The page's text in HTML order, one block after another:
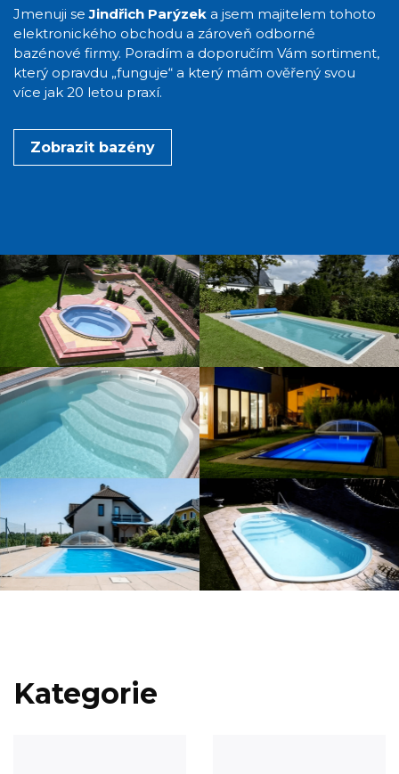
Jmenuji seJindřich Parýzek a jsem majitelem tohoto
elektronického obchodu a zároveň odborné
bazénové firmy. Poradím a doporučím Vám sortiment,
který opravdu „funguje“ a který mám ověřený svou
více jak 20 letou praxí.
Zobrazit bazény
Kategorie